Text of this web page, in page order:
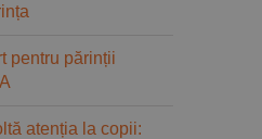
pentru părinții
atenția la copii: